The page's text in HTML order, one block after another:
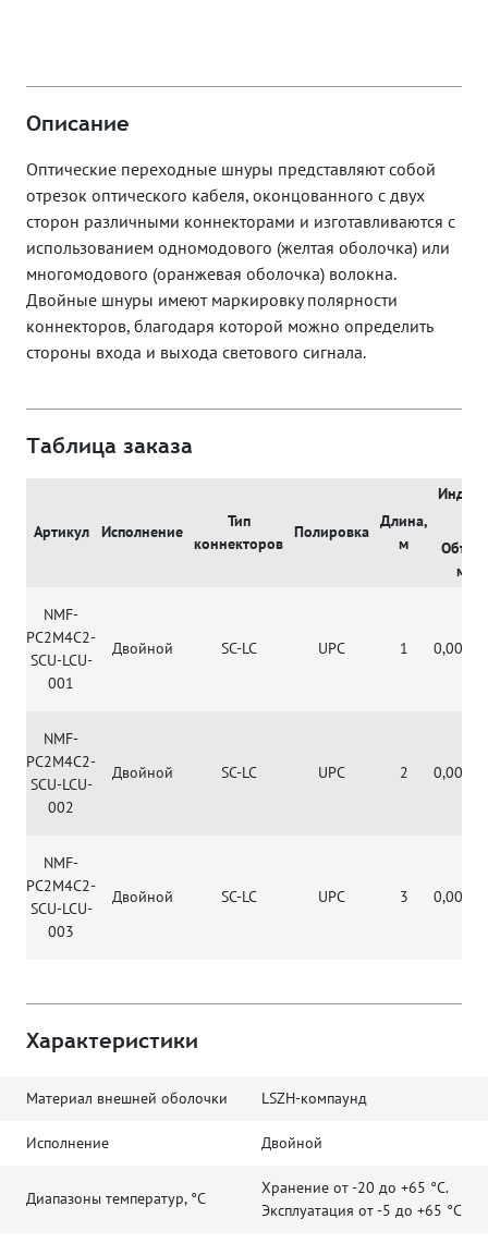
Описание
Оптические переходные шнуры представляют собой
отрезок оптического кабеля, оконцованного с двух
сторон различными коннекторами и изготавливаются с
использованием одномодового (желтая оболочка) или
многомодового (оранжевая оболочка) волокна.
Двойные шнуры имеют маркировку полярности
коннекторов, благодаря которой можно определить
стороны входа и выхода светового сигнала.
Таблица заказа
Артикул Исполнение
Тип
коннекторов
Полировка
Длина,
м
м3
NMF-
PC2M4C2-
SCU-LCU-
001
Двойной SC-LC UPC 1
NMF-
PC2M4C2-
SCU-LCU-
002
Двойной SC-LC UPC 2
NMF-
PC2M4C2-
SCU-LCU-
003
Двойной SC-LC UPC 3
Характеристики
Материал внешней оболочки LSZH-компаунд
Исполнение Двойной
Диапазоны температур, °C
Хранение от -20 до +65 °C.
Эксплуатация от -5 до +65 °C